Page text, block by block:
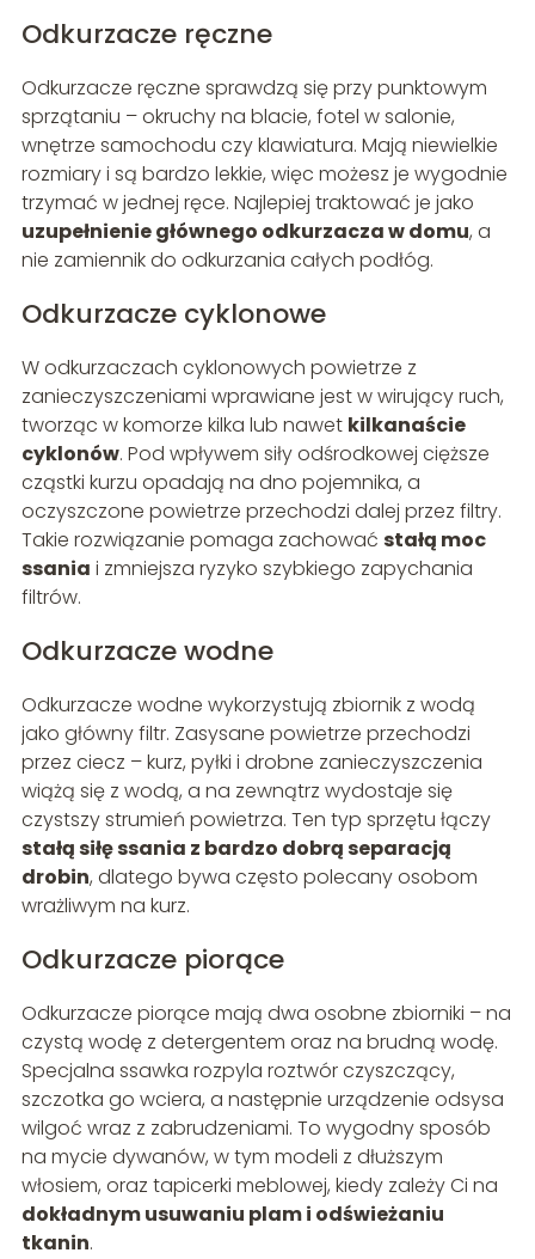
Odkurzacze ręczne
Odkurzacze ręczne sprawdzą się przy punktowym
sprzątaniu – okruchy na blacie, fotel w salonie,
wnętrze samochodu czy klawiatura. Mają niewielkie
rozmiary i są bardzo lekkie, więc możesz je wygodnie
trzymać w jednej ręce. Najlepiej traktować je jako
uzupełnienie głównego odkurzacza w domu, a
nie zamiennik do odkurzania całych podłóg.
Odkurzacze cyklonowe
W odkurzaczach cyklonowych powietrze z
zanieczyszczeniami wprawiane jest w wirujący ruch,
tworząc w komorze kilka lub nawet kilkanaście
cyklonów. Pod wpływem siły odśrodkowej cięższe
cząstki kurzu opadają na dno pojemnika, a
oczyszczone powietrze przechodzi dalej przez filtry.
Takie rozwiązanie pomaga zachować stałą moc
ssania i zmniejsza ryzyko szybkiego zapychania
filtrów.
Odkurzacze wodne
Odkurzacze wodne wykorzystują zbiornik z wodą
jako główny filtr. Zasysane powietrze przechodzi
przez ciecz – kurz, pyłki i drobne zanieczyszczenia
wiążą się z wodą, a na zewnątrz wydostaje się
czystszy strumień powietrza. Ten typ sprzętu łączy
stałą siłę ssania z bardzo dobrą separacją
drobin, dlatego bywa często polecany osobom
wrażliwym na kurz.
Odkurzacze piorące
Odkurzacze piorące mają dwa osobne zbiorniki – na
czystą wodę z detergentem oraz na brudną wodę.
Specjalna ssawka rozpyla roztwór czyszczący,
szczotka go wciera, a następnie urządzenie odsysa
wilgoć wraz z zabrudzeniami. To wygodny sposób
na mycie dywanów, w tym modeli z dłuższym
włosiem, oraz tapicerki meblowej, kiedy zależy Ci na
dokładnym usuwaniu plam i odświeżaniu
tkanin.